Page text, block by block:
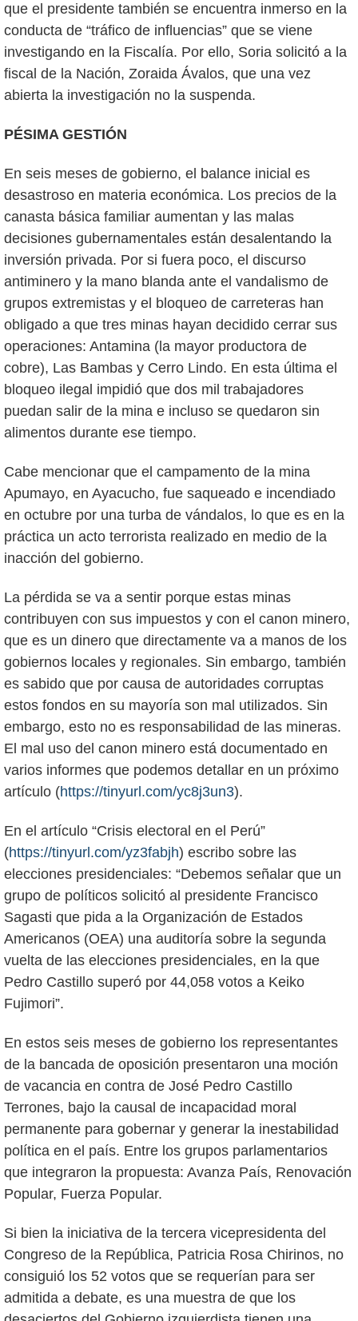
que el presidente también se encuentra inmerso en la
conducta de “tráfico de influencias” que se viene
investigando en la Fiscalía. Por ello, Soria solicitó a la
fiscal de la Nación, Zoraida Ávalos, que una vez
abierta la investigación no la suspenda.
PÉSIMA GESTIÓN
En seis meses de gobierno, el balance inicial es
desastroso en materia económica. Los precios de la
canasta básica familiar aumentan y las malas
decisiones gubernamentales están desalentando la
inversión privada. Por si fuera poco, el discurso
antiminero y la mano blanda ante el vandalismo de
grupos extremistas y el bloqueo de carreteras han
obligado a que tres minas hayan decidido cerrar sus
operaciones: Antamina (la mayor productora de
cobre), Las Bambas y Cerro Lindo. En esta última el
bloqueo ilegal impidió que dos mil trabajadores
puedan salir de la mina e incluso se quedaron sin
alimentos durante ese tiempo.
Cabe mencionar que el campamento de la mina
Apumayo, en Ayacucho, fue saqueado e incendiado
en octubre por una turba de vándalos, lo que es en la
práctica un acto terrorista realizado en medio de la
inacción del gobierno.
La pérdida se va a sentir porque estas minas
contribuyen con sus impuestos y con el canon minero,
que es un dinero que directamente va a manos de los
gobiernos locales y regionales. Sin embargo, también
es sabido que por causa de autoridades corruptas
estos fondos en su mayoría son mal utilizados. Sin
embargo, esto no es responsabilidad de las mineras.
El mal uso del canon minero está documentado en
varios informes que podemos detallar en un próximo
artículo (https://tinyurl.com/yc8j3un3).
En el artículo “Crisis electoral en el Perú”
(https://tinyurl.com/yz3fabjh) escribo sobre las
elecciones presidenciales: “Debemos señalar que un
grupo de políticos solicitó al presidente Francisco
Sagasti que pida a la Organización de Estados
Americanos (OEA) una auditoría sobre la segunda
vuelta de las elecciones presidenciales, en la que
Pedro Castillo superó por 44,058 votos a Keiko
Fujimori”.
En estos seis meses de gobierno los representantes
de la bancada de oposición presentaron una moción
de vacancia en contra de José Pedro Castillo
Terrones, bajo la causal de incapacidad moral
permanente para gobernar y generar la inestabilidad
política en el país. Entre los grupos parlamentarios
que integraron la propuesta: Avanza País, Renovación
Popular, Fuerza Popular.
Si bien la iniciativa de la tercera vicepresidenta del
Congreso de la República, Patricia Rosa Chirinos, no
consiguió los 52 votos que se requerían para ser
admitida a debate, es una muestra de que los